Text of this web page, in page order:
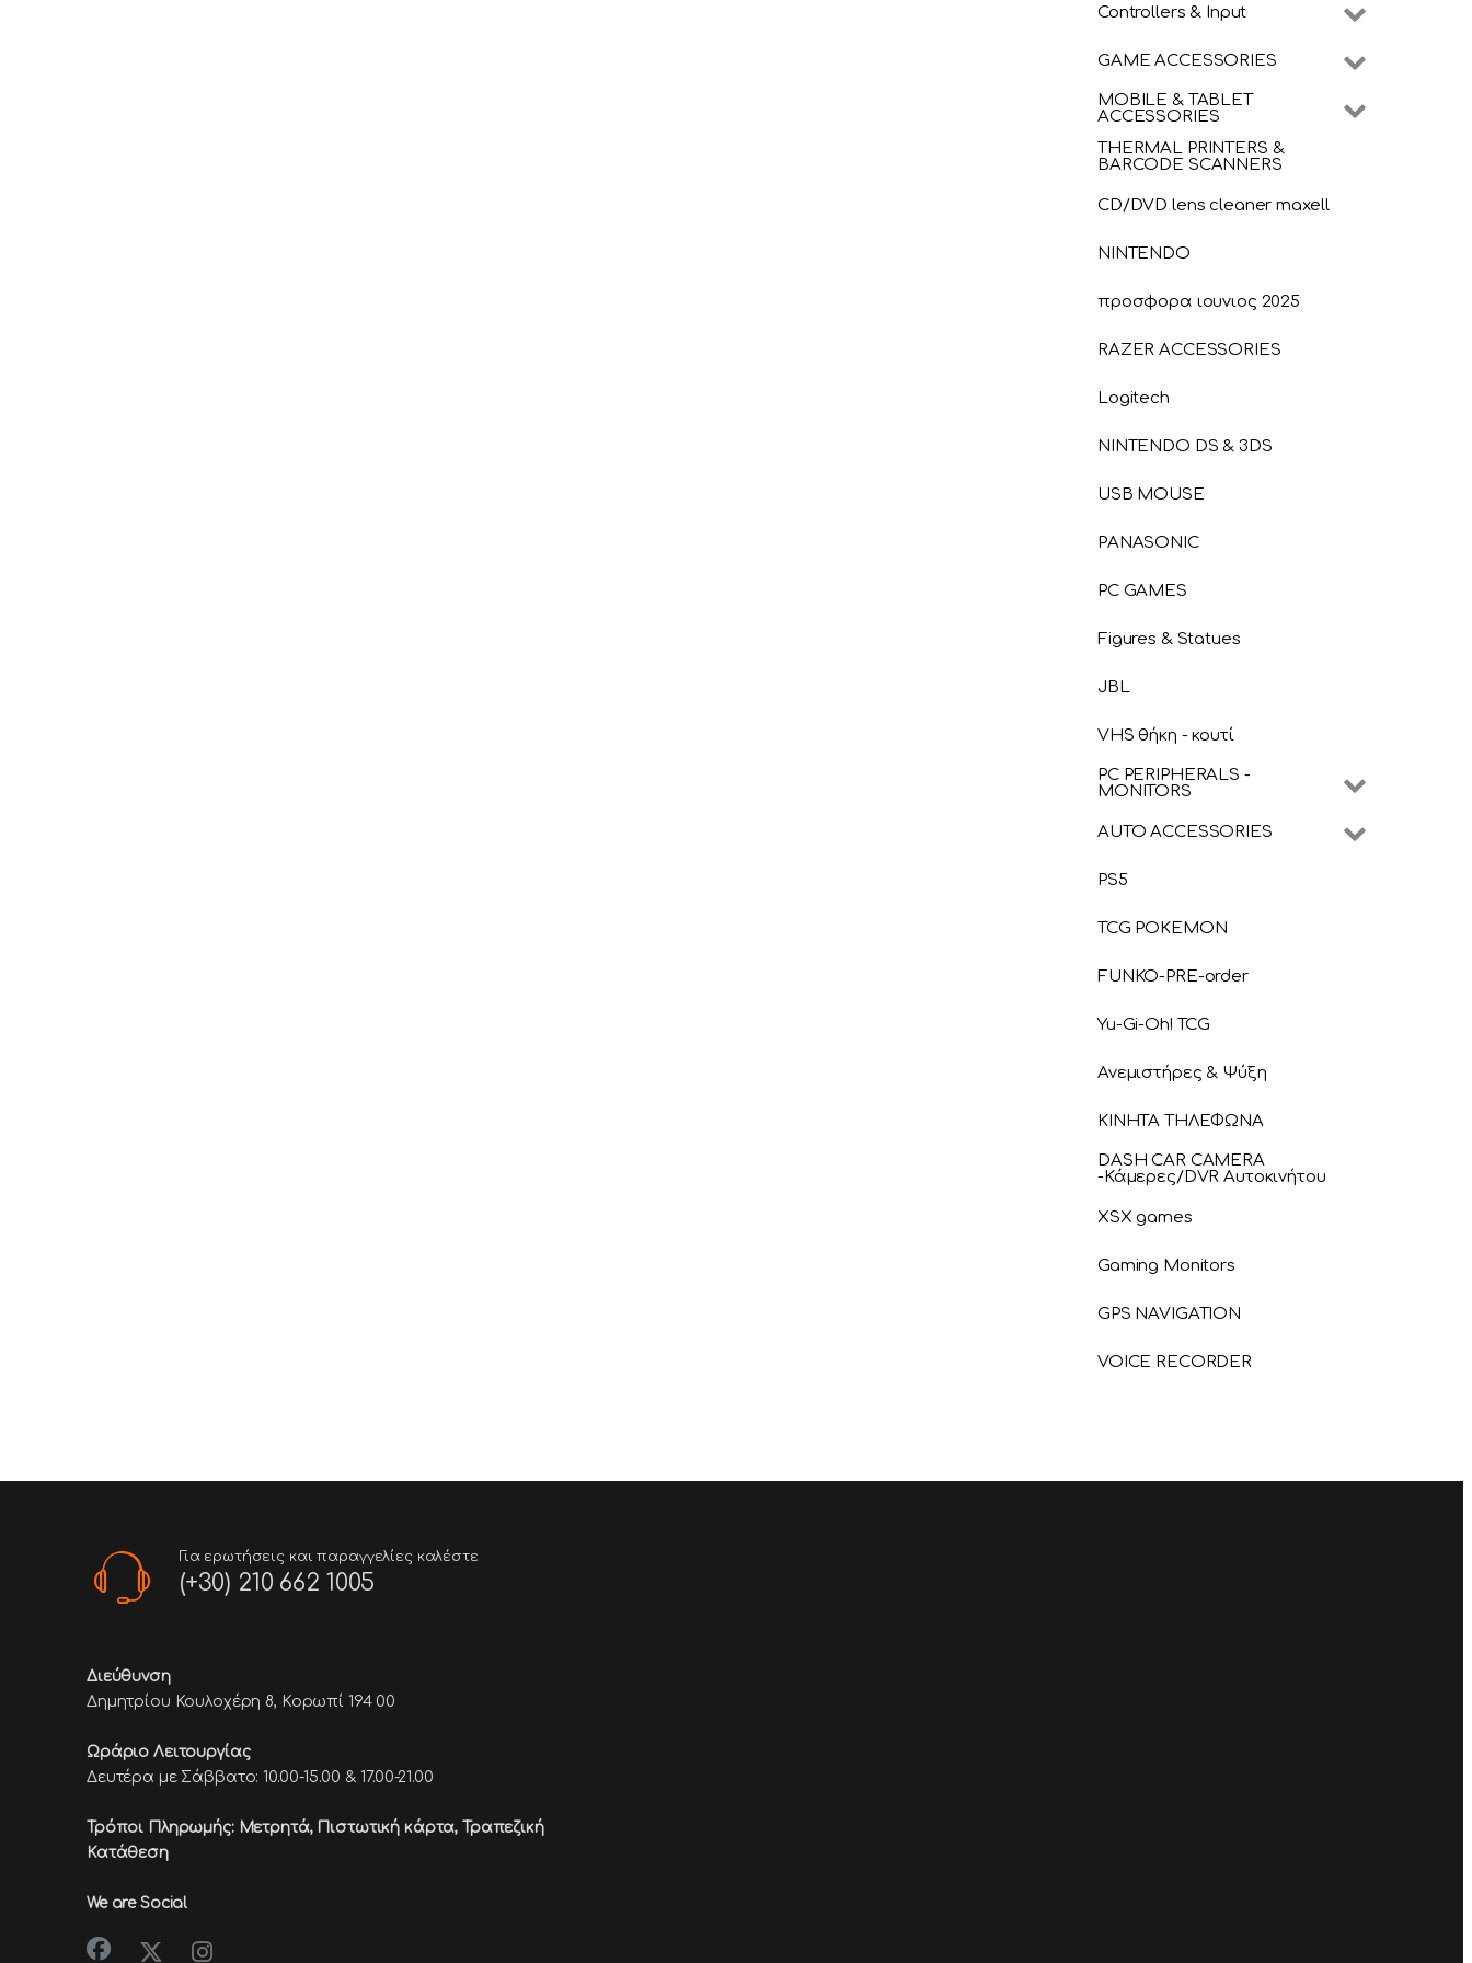
Controllers & Input
GAME ACCESSORIES
MOBILE & TABLET
ACCESSORIES
THERMAL PRINTERS &
BARCODE SCANNERS
CD/DVD lens cleaner maxell
NINTENDO
προσφορα ιουνιος 2025
RAZER ACCESSORIES
Logitech
NINTENDO DS & 3DS
USB MOUSE
PANASONIC
PC GAMES
Figures & Statues
JBL
VHS θήκη - κουτί
PC PERIPHERALS -
MONITORS
AUTO ACCESSORIES
PS5
TCG POKEMON
FUNKO-PRE-order
Yu-Gi-Oh! TCG
Ανεμιστήρες & Ψύξη
ΚΙΝΗΤΑ ΤΗΛΕΦΩΝΑ
DASH CAR CAMERA
-Κάμερες/DVR Αυτοκινήτου
XSX games
Gaming Monitors
GPS NAVIGATION
VOICE RECORDER
Για ερωτήσεις και παραγγελίες καλέστε
(+30) 210 662 1005
Διεύθυνση
Δημητρίου Κουλοχέρη 8, Κορωπί 194 00
Ωράριο Λειτουργίας
Δευτέρα με Σάββατο: 10.00-15.00 & 17.00-21.00
Τρόποι Πληρωμής: Μετρητά, Πιστωτική κάρτα, Τραπεζική
Κατάθεση
We are Social